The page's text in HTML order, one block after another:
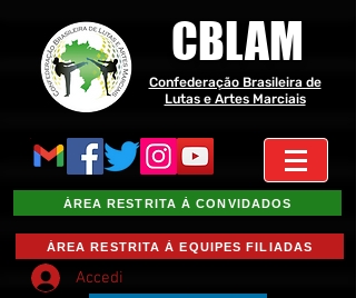
CBLAM
Confederação Brasileira de
Lutas e Artes Marciais
ÁREA RESTRITA À CONVIDADOS
ÁREA RESTRITA À EQUIPES FILIADAS
Accedi